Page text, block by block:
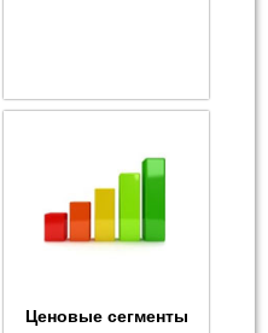
Ценовые сегменты